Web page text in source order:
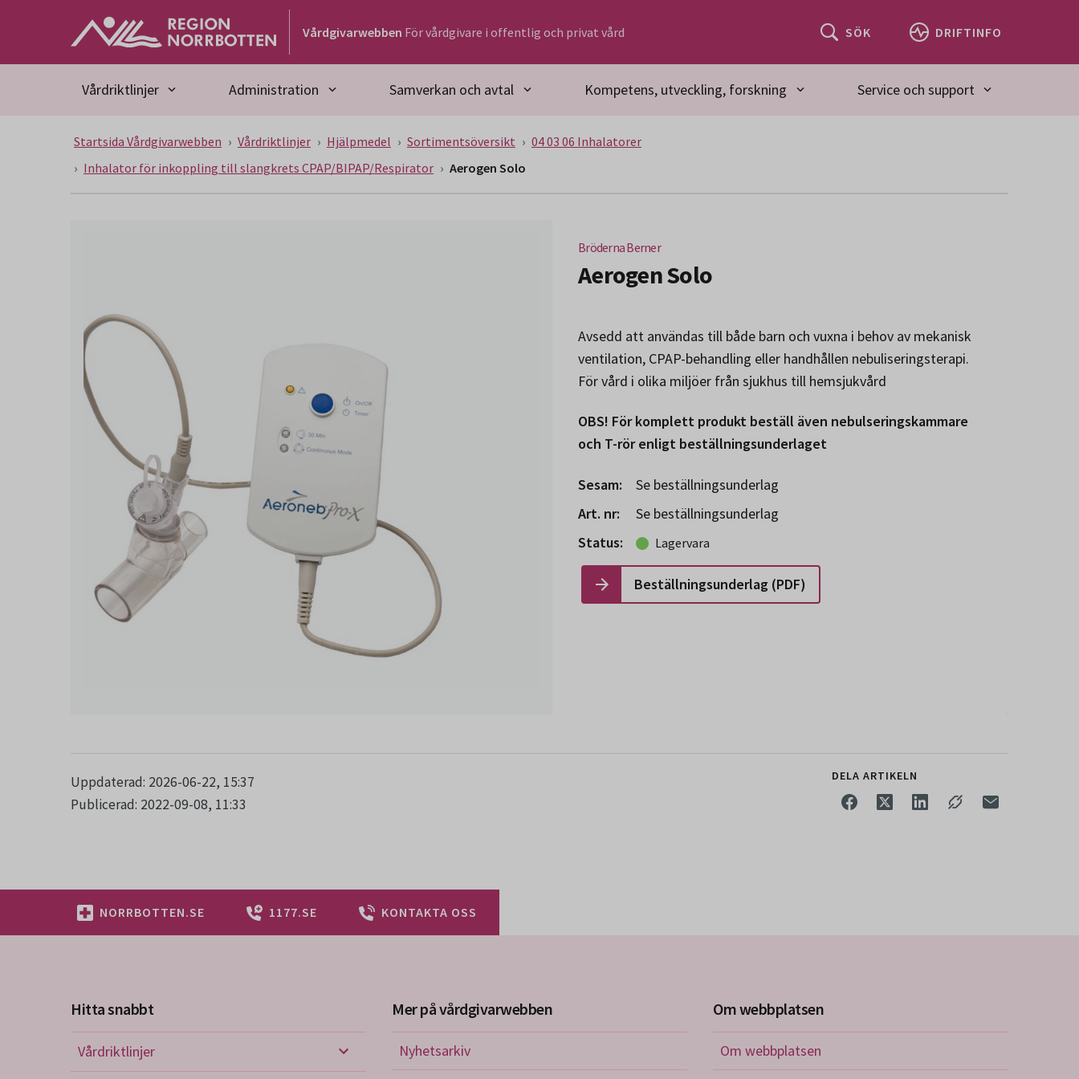
Gå till huvudmeny
Gå till övergripande innehåll
Vårdgivarwebben För vårdgivare i offentlig och privat vård SÖK DRIFTINFO
Vårdriktlinjer Administration Samverkan och avtal Kompetens, utveckling, forskning Service och support
Startsida Vårdgivarwebben Vårdriktlinjer Hjälpmedel Sortimentsöversikt
04 03 06 Inhalatorer
Inhalator för inkoppling till slangkrets CPAP/BIPAP/Respirator
Aerogen Solo
Bröderna Berner
Aerogen Solo
Avsedd att användas till både barn och vuxna i behov av mekanisk
ventilation, CPAP-behandling eller handhållen nebuliseringsterapi.
För vård i olika miljöer från sjukhus till hemsjukvård
OBS! För komplett produkt beställ även nebulseringskammare
och T-rör enligt beställningsunderlaget
Sesam:
Se beställningsunderlag
Art. nr:
Se beställningsunderlag
Status:
Lagervara
Beställningsunderlag (PDF)
Uppdaterad: 2026-06-22, 15:37
Publicerad: 2022-09-08, 11:33
DELA ARTIKELN
NORRBOTTEN.SE 1177.SE KONTAKTA OSS
Hitta snabbt
Vårdriktlinjer
Vårdriktlinjer
Mer på vårdgivarwebben
Nyhetsarkiv
Om webbplatsen
Om webbplatsen